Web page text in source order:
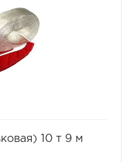
10 т 9 м